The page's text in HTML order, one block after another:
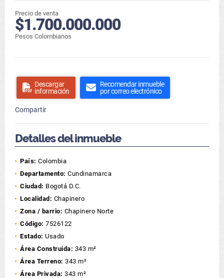
Precio de venta
$1.700.000.000
Pesos Colombianos
Descargar
información
Recomendar inmueble
por correo electrónico
Compartir
Detalles del inmueble
País: Colombia
Departamento: Cundinamarca
Ciudad: Bogotá D.C.
Localidad: Chapinero
Zona / barrio: Chapinero Norte
Código: 7526122
Estado: Usado
Área Construida: 343 m²
Área Terreno: 343 m²
Área Privada: 343 m²